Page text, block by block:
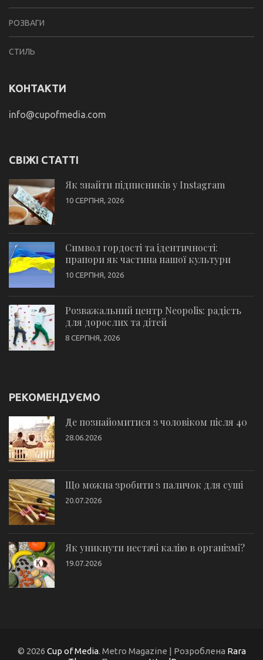
РОЗВАГИ
СТИЛЬ
КОНТАКТИ
info@cupofmedia.com
СВІЖІ СТАТТІ
Як знайти підписників у Instagram
10 СЕРПНЯ, 2026
Символ гордості та ідентичності:
прапори як частина нашої культури
10 СЕРПНЯ, 2026
Розважальний центр Neopolis: радість
для дорослих та дітей
8 СЕРПНЯ, 2026
РЕКОМЕНДУЄМО
Де познайомитися з чоловіком після 40
28.06.2026
Що можна зробити з паличок для суші
20.07.2026
Як уникнути нестачі калію в організмі?
19.07.2026
© 2026 Cup of Media. Metro Magazine | Розроблена Rara